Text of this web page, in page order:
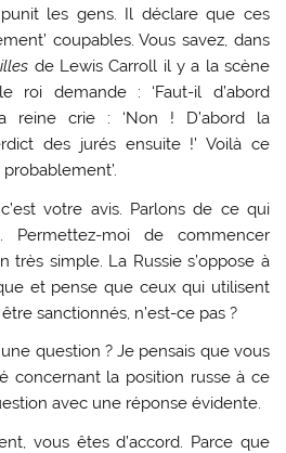
les gens. Il déclare que ces
coupables. Vous savez, dans
de Lewis Carroll il y a la scène
roi demande : ‘Faut-il d’abord
reine crie : ‘Non ! D’abord la
des jurés ensuite !’ Voilà ce
c’est votre avis. Parlons de ce qui
Permettez-moi de commencer
très simple. La Russie s’oppose à
et pense que ceux qui utilisent
sanctionnés, n’est-ce pas ?
question ? Je pensais que vous
concernant la position russe à ce
avec une réponse évidente.
vous êtes d’accord. Parce que